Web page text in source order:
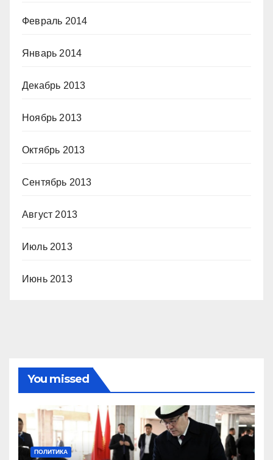
Февраль 2014
Январь 2014
Декабрь 2013
Ноябрь 2013
Октябрь 2013
Сентябрь 2013
Август 2013
Июль 2013
Июнь 2013
You missed
ПОЛИТИКА